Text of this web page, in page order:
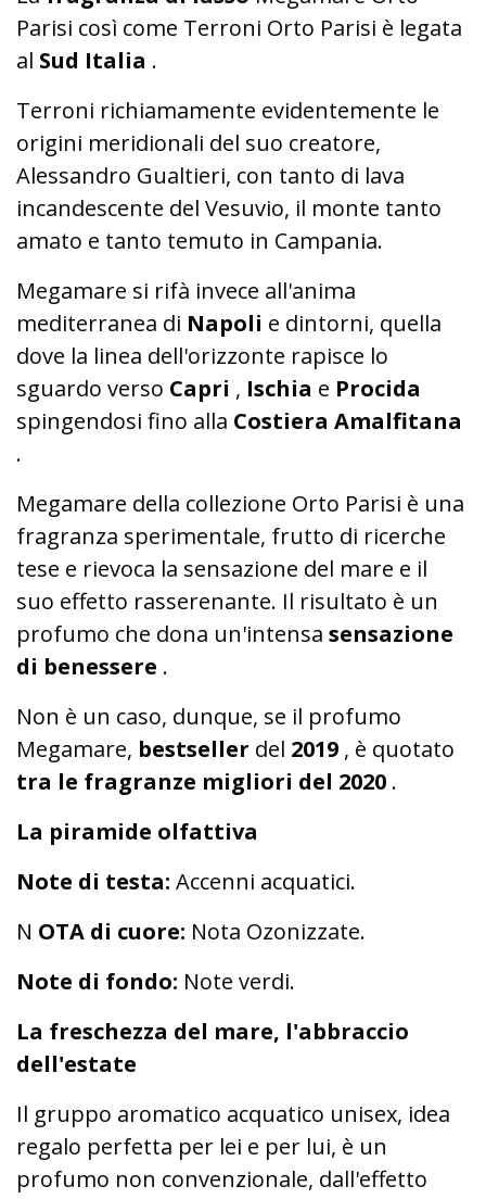
Parisi così come Terroni Orto Parisi è legata
al Sud Italia .
Terroni richiamamente evidentemente le
origini meridionali del suo creatore,
Alessandro Gualtieri, con tanto di lava
incandescente del Vesuvio, il monte tanto
amato e tanto temuto in Campania.
Megamare si rifà invece all'anima
mediterranea di Napoli e dintorni, quella
dove la linea dell'orizzonte rapisce lo
sguardo verso Capri , Ischia e Procida
spingendosi fino alla Costiera Amalfitana
.
Megamare della collezione Orto Parisi è una
fragranza sperimentale, frutto di ricerche
tese e rievoca la sensazione del mare e il
suo effetto rasserenante. Il risultato è un
profumo che dona un'intensa sensazione
di benessere .
Non è un caso, dunque, se il profumo
Megamare, bestseller del 2019 , è quotato
tra le fragranze migliori del 2020 .
La piramide olfattiva
Note di testa: Accenni acquatici.
N OTA di cuore: Nota Ozonizzate.
Note di fondo: Note verdi.
La freschezza del mare, l'abbraccio
dell'estate
Il gruppo aromatico acquatico unisex, idea
regalo perfetta per lei e per lui, è un
profumo non convenzionale, dall'effetto